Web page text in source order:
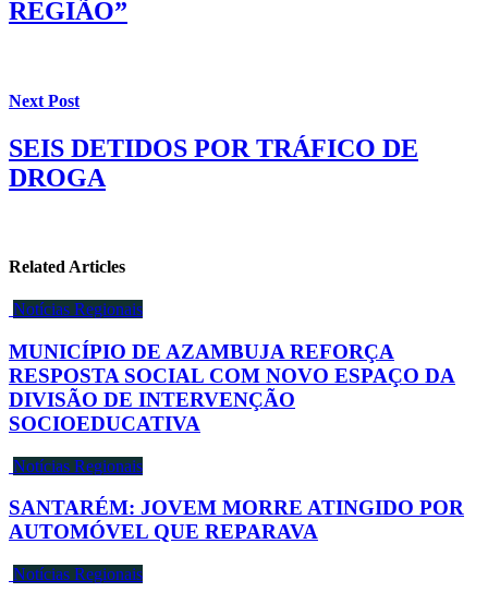
REGIÃO”
Next Post
SEIS DETIDOS POR TRÁFICO DE
DROGA
Related Articles
Notícias Regionais
MUNICÍPIO DE AZAMBUJA REFORÇA
RESPOSTA SOCIAL COM NOVO ESPAÇO DA
DIVISÃO DE INTERVENÇÃO
SOCIOEDUCATIVA
Notícias Regionais
SANTARÉM: JOVEM MORRE ATINGIDO POR
AUTOMÓVEL QUE REPARAVA
Notícias Regionais